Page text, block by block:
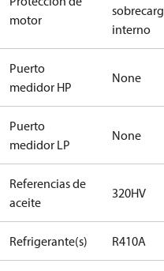
motor
interno
Puerto
medidor HP
None
Puerto
medidor LP
None
Referencias de
aceite
320HV
Refrigerante(s) R410A